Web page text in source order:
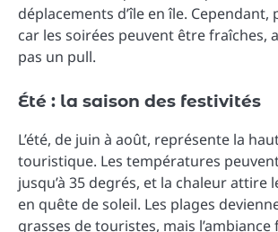
déplacements d’île en île. Cependant,
car les soirées peuvent être fraîches,
pas un pull.
Été : la saison des festivités
L’été, de juin à août, représente la
touristique. Les températures
jusqu’à 35 degrés, et la chaleur attire
en quête de soleil. Les plages
grasses de touristes, mais l’ambiance